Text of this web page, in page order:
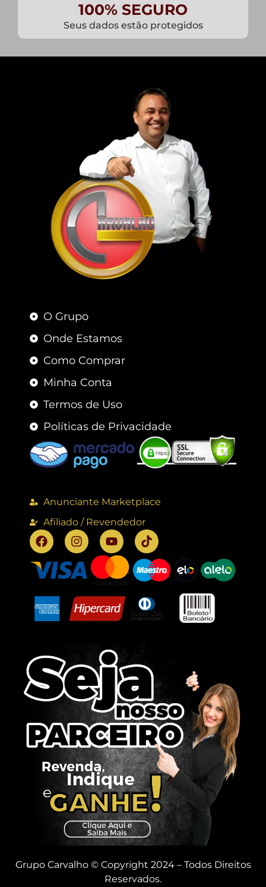
100% SEGURO
Seus dados estão protegidos
O Grupo
Onde Estamos
Como Comprar
Minha Conta
Termos de Uso
Políticas de Privacidade
Anunciante Marketplace
Afiliado / Revendedor
Grupo Carvalho © Copyright 2024 – Todos Direitos
Reservados.